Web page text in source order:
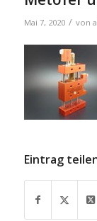
Mai 7, 2020 / von
Eintrag